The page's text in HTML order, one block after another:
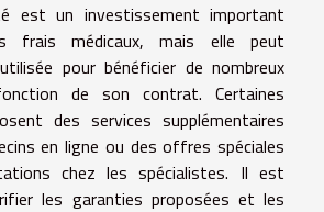
est un investissement important
frais médicaux, mais elle peut
pour bénéficier de nombreux
de son contrat. Certaines
des services supplémentaires
en ligne ou des offres spéciales
chez les spécialistes. Il est
les garanties proposées et les